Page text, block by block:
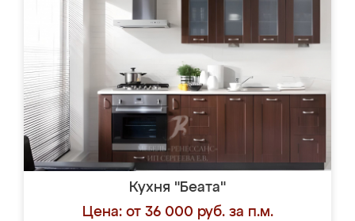
Кухня "Беата"
Цена: от 36 000 руб. за п.м.